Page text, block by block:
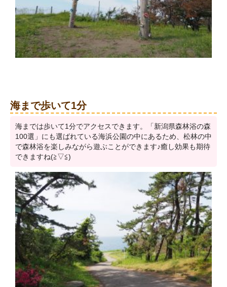
海まで歩いて1分
海までは歩いて1分でアクセスできます。「新潟県森林浴の森
100選」にも選ばれている海浜公園の中にあるため、松林の中
で森林浴を楽しみながら遊ぶことができます♪癒し効果も期待
できますね(≧▽≦)